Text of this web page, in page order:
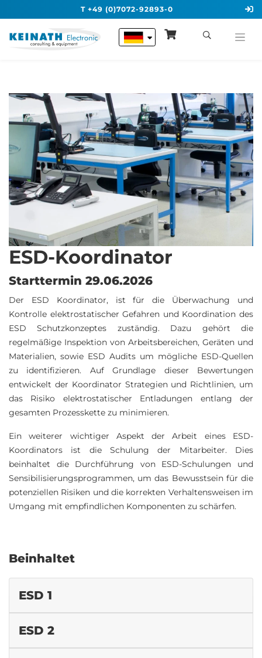
T +49 (0)7072-92893-0
ESD-Koordinator
Starttermin 29.06.2026
Der ESD Koordinator, ist für die Überwachung und
Kontrolle elektrostatischer Gefahren und Koordination des
ESD Schutzkonzeptes zuständig. Dazu gehört die
regelmäßige Inspektion von Arbeitsbereichen, Geräten und
Materialien, sowie ESD Audits um mögliche ESD-Quellen
zu identifizieren. Auf Grundlage dieser Bewertungen
entwickelt der Koordinator Strategien und Richtlinien, um
das Risiko elektrostatischer Entladungen entlang der
gesamten Prozesskette zu minimieren.
Ein weiterer wichtiger Aspekt der Arbeit eines ESD-
Koordinators ist die Schulung der Mitarbeiter. Dies
beinhaltet die Durchführung von ESD-Schulungen und
Sensibilisierungsprogrammen, um das Bewusstsein für die
potenziellen Risiken und die korrekten Verhaltensweisen im
Umgang mit empfindlichen Komponenten zu schärfen.
Beinhaltet
ESD 1
ESD 2